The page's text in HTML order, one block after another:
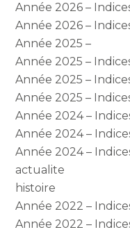
Année 2026 –
Année 2026 –
Année 2025 –
Année 2025 –
Année 2025 –
Année 2025 –
Année 2024 –
Année 2024 –
Année 2024 –
actualite
histoire
Année 2022 –
Année 2022 –